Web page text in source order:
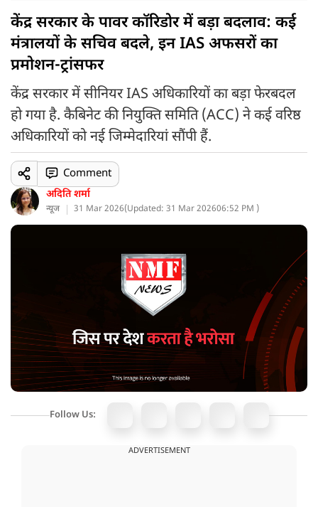
केंद्र सरकार के पावर कॉरिडोर में बड़ा बदलाव: कई
मंत्रालयों के सचिव बदले, इन IAS अफसरों का
प्रमोशन-ट्रांसफर
केंद्र सरकार में सीनियर IAS अधिकारियों का बड़ा फेरबदल
हो गया है. कैबिनेट की नियुक्ति समिति (ACC) ने कई वरिष्ठ
अधिकारियों को नई जिम्मेदारियां सौंपी हैं.
अदिति शर्मा
न्यूज 31 Mar 2026(Updated: 31 Mar 202606:52 PM )
Comment
Follow Us:
ADVERTISEMENT